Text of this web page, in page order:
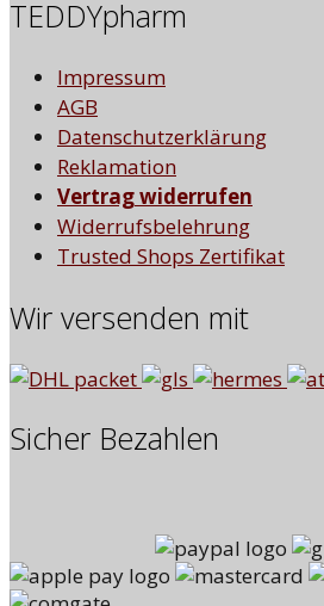
TEDDYpharm
Impressum
AGB
Datenschutzerklärung
Reklamation
Vertrag widerrufen
Widerrufsbelehrung
Trusted Shops Zertifikat
Wir versenden mit
Sicher Bezahlen